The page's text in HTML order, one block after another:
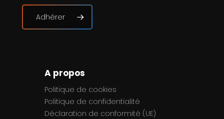
Adhérer
A propos
Politique de cookies
Politique de confidentialité
Déclaration de conformité (UE)